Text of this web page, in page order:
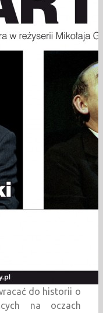
do historii o
na oczach